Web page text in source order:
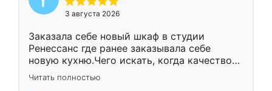
3 августа 2026
Заказала себе новый шкаф в студии
Ренессанс где ранее заказывала себе
новую кухню.Чего искать, когда качеством
вполне довольна. Служит кухня уже почти
два года, нареканий нет.
Читать полностью